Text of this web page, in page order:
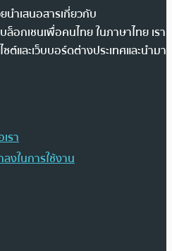
นำเสนอสารเกี่ยวกับ
ล็อกเชนเพื่อคนไทย ในภาษาไทย เรา
และเว็บบอร์ดต่างประเทศและนำมา
รา
งในการใช้งาน